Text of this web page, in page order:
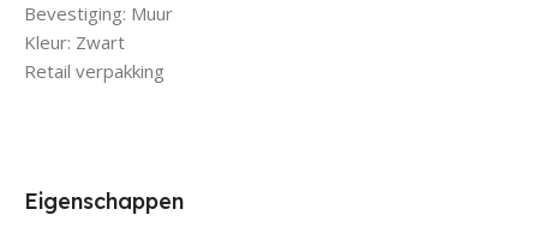
Bevestiging: Muur
Kleur: Zwart
Retail verpakking
Eigenschappen